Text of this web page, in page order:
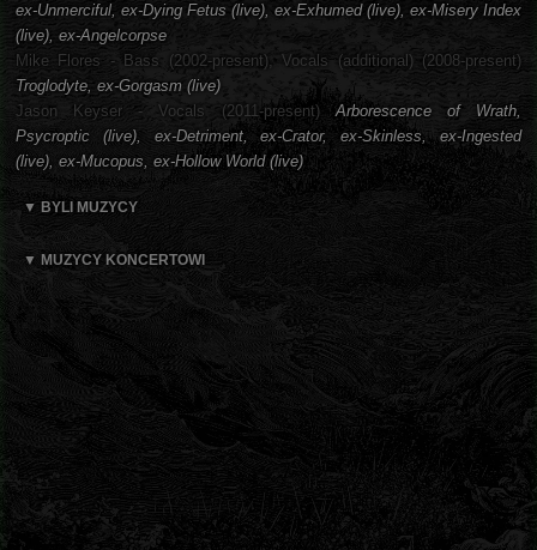
ex-Unmerciful, ex-Dying Fetus (live), ex-Exhumed (live), ex-Misery Index
(live), ex-Angelcorpse
Mike Flores - Bass (2002-present), Vocals (additional) (2008-present)
Troglodyte, ex-Gorgasm (live)
Jason Keyser - Vocals (2011-present)Arborescence of Wrath,
Psycroptic (live), ex-Detriment, ex-Crator, ex-Skinless, ex-Ingested
(live), ex-Mucopus, ex-Hollow World (live)
▼ BYLI MUZYCY
▼ MUZYCY KONCERTOWI